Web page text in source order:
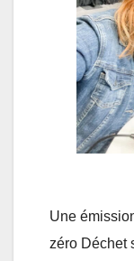
Une
zéro Déchet